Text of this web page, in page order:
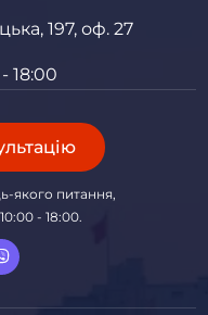
197, оф. 27
18:00
якого питання,
- 18:00.